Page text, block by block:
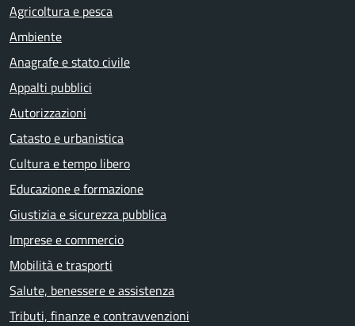
Agricoltura e pesca
Ambiente
Anagrafe e stato civile
Appalti pubblici
Autorizzazioni
Catasto e urbanistica
Cultura e tempo libero
Educazione e formazione
Giustizia e sicurezza pubblica
Imprese e commercio
Mobilità e trasporti
Salute, benessere e assistenza
Tributi, finanze e contravvenzioni